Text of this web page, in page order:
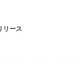
リース